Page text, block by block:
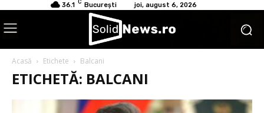
36.1 C București joi, august 6, 2026
Acasă Etichete Balcani
ETICHETĂ: BALCANI